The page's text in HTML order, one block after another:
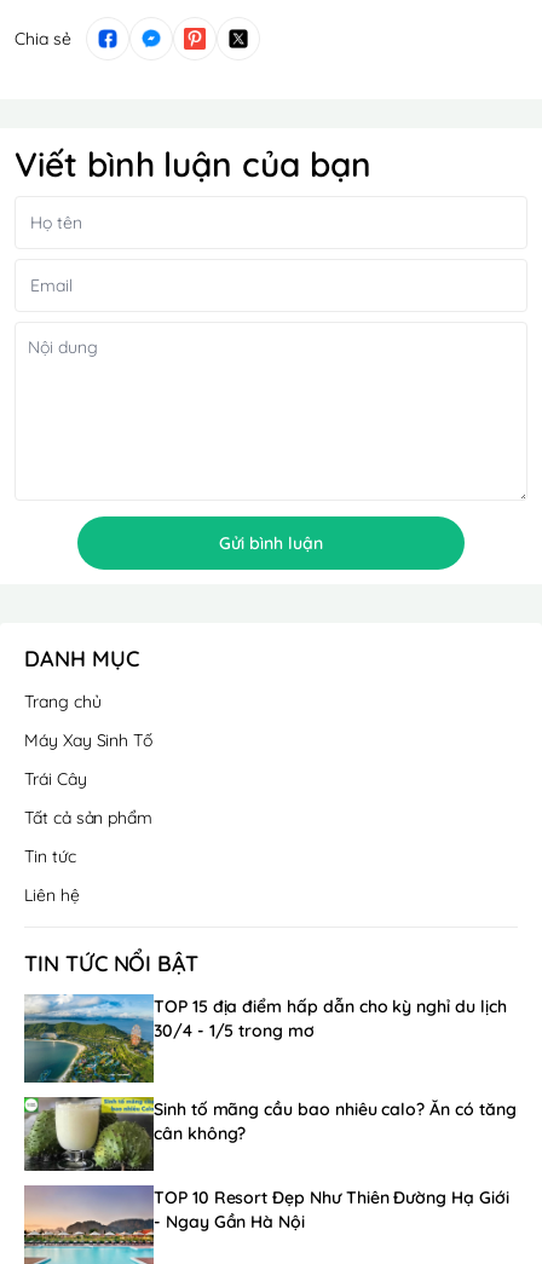
Chia sẻ
Viết bình luận của bạn
Gửi bình luận
DANH MỤC
Trang chủ
Máy Xay Sinh Tố
Trái Cây
Tất cả sản phẩm
Tin tức
Liên hệ
TIN TỨC NỔI BẬT
TOP 15 địa điểm hấp dẫn cho kỳ nghỉ du lịch
30/4 - 1/5 trong mơ
Sinh tố mãng cầu bao nhiêu calo? Ăn có tăng
cân không?
TOP 10 Resort Đẹp Như Thiên Đường Hạ Giới
- Ngay Gần Hà Nội